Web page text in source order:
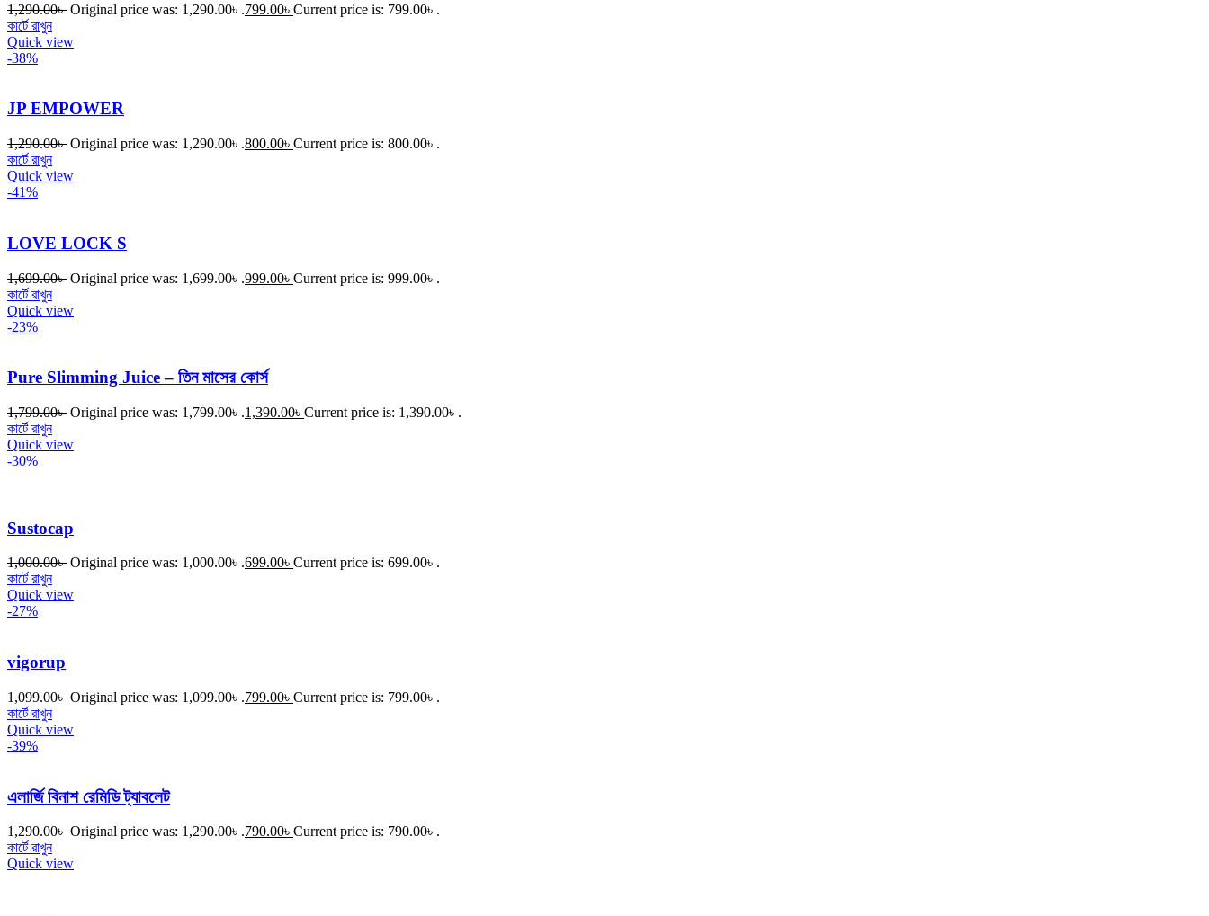
1,290.00৳ Original price was: 1,290.00৳ .799.00৳ Current price is: 799.00৳ .
কার্টে রাখুন
Quick view
-38%
JP EMPOWER
1,290.00৳ Original price was: 1,290.00৳ .800.00৳ Current price is: 800.00৳ .
কার্টে রাখুন
Quick view
-41%
LOVE LOCK S
1,699.00৳ Original price was: 1,699.00৳ .999.00৳ Current price is: 999.00৳ .
কার্টে রাখুন
Quick view
-23%
Pure Slimming Juice – তিন মাসের কোর্স
1,799.00৳ Original price was: 1,799.00৳ .1,390.00৳ Current price is: 1,390.00৳ .
কার্টে রাখুন
Quick view
-30%
Sustocap
1,000.00৳ Original price was: 1,000.00৳ .699.00৳ Current price is: 699.00৳ .
কার্টে রাখুন
Quick view
-27%
vigorup
1,099.00৳ Original price was: 1,099.00৳ .799.00৳ Current price is: 799.00৳ .
কার্টে রাখুন
Quick view
-39%
এলার্জি বিনাশ রেমিডি ট্যাবলেট
1,290.00৳ Original price was: 1,290.00৳ .790.00৳ Current price is: 790.00৳ .
কার্টে রাখুন
Quick view